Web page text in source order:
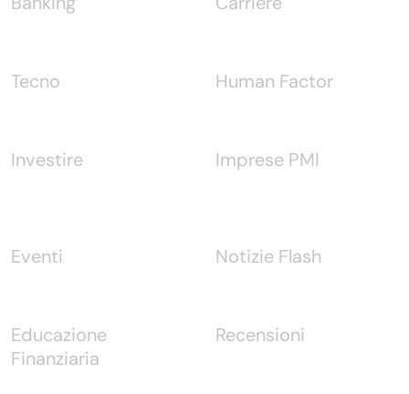
Tecno
Investire
Human Factor
Imprese PMI
Eventi
Educazione
Finanziaria
Notizie Flash
Recensioni